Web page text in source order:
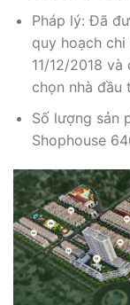
Pháp lý: Đã
quy hoạch
11/12/2018
chọn nhà đầu
Số lượng sản
Shophouse